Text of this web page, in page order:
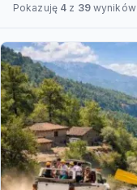
Pokazuję 4 z 39wyników